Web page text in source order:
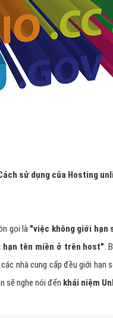
sử dụng của Hosting
gọi là "việc không giới hạn
hạn tên miền ở trên host".
nhà cung cấp đều giới hạn
sẽ nghe nói đến khái niệm